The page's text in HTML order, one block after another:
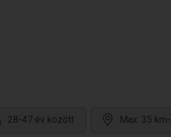
28-47 év között Max. 35